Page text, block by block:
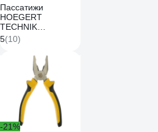
Пассатижи
HOEGERT
TECHNIK
универсальные,
180 мм HT1P008
5(10)
-21%